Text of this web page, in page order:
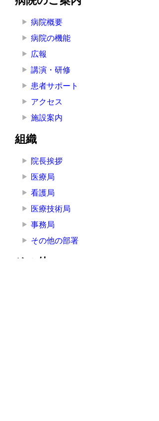
病院概要
病院の機能
広報
講演・研修
患者サポート
アクセス
施設案内
組織
院長挨拶
医療局
看護局
医療技術局
事務局
その他の部署
その他